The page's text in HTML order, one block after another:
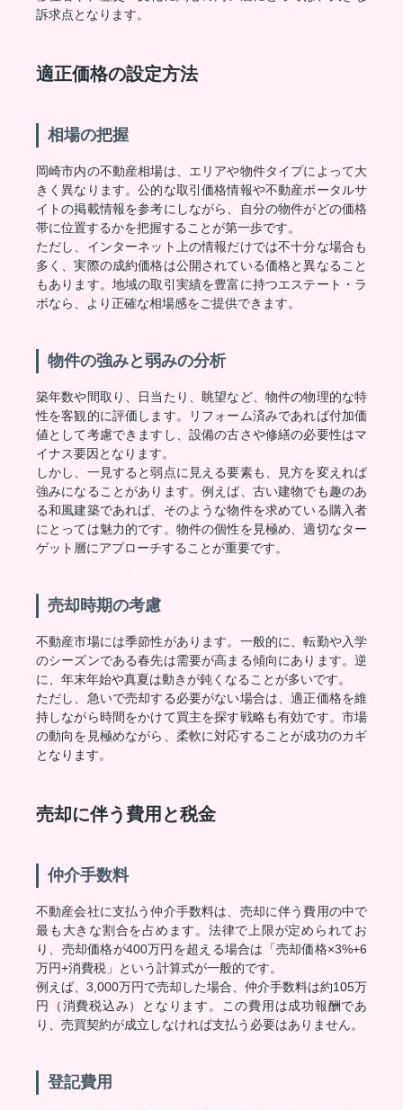
訴求点となります。
適正価格の設定方法
相場の把握
岡崎市内の不動産相場は、エリアや物件タイプによって大
きく異なります。公的な取引価格情報や不動産ポータルサ
イトの掲載情報を参考にしながら、自分の物件がどの価格
帯に位置するかを把握することが第一歩です。
ただし、インターネット上の情報だけでは不十分な場合も
多く、実際の成約価格は公開されている価格と異なること
もあります。地域の取引実績を豊富に持つエステート・ラ
ボなら、より正確な相場感をご提供できます。
物件の強みと弱みの分析
築年数や間取り、日当たり、眺望など、物件の物理的な特
性を客観的に評価します。リフォーム済みであれば付加価
値として考慮できますし、設備の古さや修繕の必要性はマ
イナス要因となります。
しかし、一見すると弱点に見える要素も、見方を変えれば
強みになることがあります。例えば、古い建物でも趣のあ
る和風建築であれば、そのような物件を求めている購入者
にとっては魅力的です。物件の個性を見極め、適切なター
ゲット層にアプローチすることが重要です。
売却時期の考慮
不動産市場には季節性があります。一般的に、転勤や入学
のシーズンである春先は需要が高まる傾向にあります。逆
に、年末年始や真夏は動きが鈍くなることが多いです。
ただし、急いで売却する必要がない場合は、適正価格を維
持しながら時間をかけて買主を探す戦略も有効です。市場
の動向を見極めながら、柔軟に対応することが成功のカギ
となります。
売却に伴う費用と税金
仲介手数料
不動産会社に支払う仲介手数料は、売却に伴う費用の中で
最も大きな割合を占めます。法律で上限が定められてお
り、売却価格が400万円を超える場合は「売却価格×3%+6
万円+消費税」という計算式が一般的です。
例えば、3,000万円で売却した場合、仲介手数料は約105万
円（消費税込み）となります。この費用は成功報酬であ
り、売買契約が成立しなければ支払う必要はありません。
登記費用